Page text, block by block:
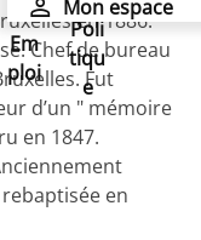
Mon espace
&
Em
ploi
Poli
tiqu
e
en 1886.
Chef de bureau
Fut
d’un " mémoire
en 1847.
en